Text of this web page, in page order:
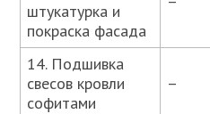
штукатурка и
покраска фасада
14. Подшивка
свесов кровли
софитами
–